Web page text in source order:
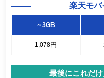
楽天モバ
～3GB
1,078円
最後にこれだ